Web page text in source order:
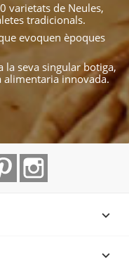
varietats de Neules,
tradicionals.
evoquen èpoques
la seva singular botiga,
alimentaria innovada.
Pinterest

